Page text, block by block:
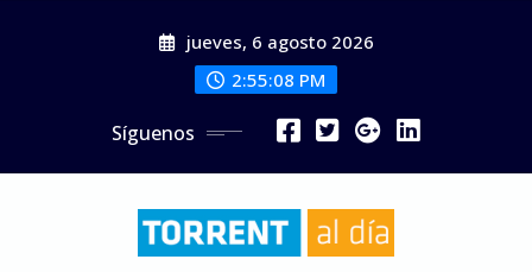
jueves, 6 agosto 2026
2:55:09 PM
Síguenos